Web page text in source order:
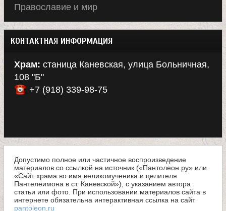
Православие и мир
КОНТАКТНАЯ ИНФОРМАЦИЯ
Храм: станица Каневская, улица Больничная,
108 "Б"
+7 (918) 339-98-75
Допустимо полное или частичное воспроизведение
материалов со ссылкой на источник («Пантолеон.ру» или
«Сайт храма во имя великомученика и целителя
Пантелеимона в ст. Каневской»), с указанием автора
статьи или фото. При использовании материалов сайта в
интернете обязательна интерактивная ссылка на сайт
pantoleon.ru